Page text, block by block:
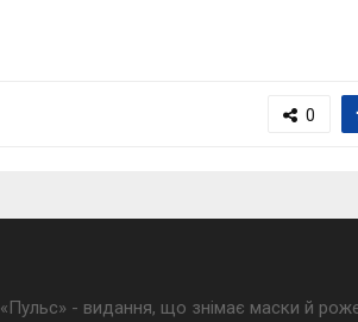
0
«Пульс» - видання, що знімає маски й